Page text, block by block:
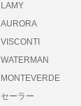
LAMY
AURORA
VISCONTI
WATERMAN
MONTEVERDE
セーラー